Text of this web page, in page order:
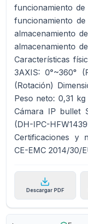
funcionamiento
funcionamiento
almacenamiento
almacenamiento
Características
3AXIS: 0°~360°
(Rotación)
Peso neto: 0,31
Cámara IP bullet
(DH-IPC-
Certificaciones y
CE-EMC 2014/30/
Descargar PDF